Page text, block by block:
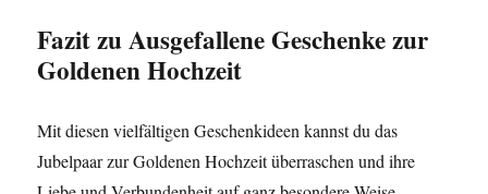
Fazit zu Ausgefallene Geschenke zur
Goldenen Hochzeit
Mit diesen vielfältigen Geschenkideen kannst du das
Jubelpaar zur Goldenen Hochzeit überraschen und ihre